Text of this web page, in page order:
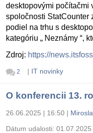
desktopovými počítačmi
spoločnosti StatCounter
podiel na trhu s
kategóriu „ Neznámy “,
Zdroj: https://
2 | IT novinky
O konferencii 13.
26.06.2025 | 16:50 |
Dátum udalosti: 01.07.2025